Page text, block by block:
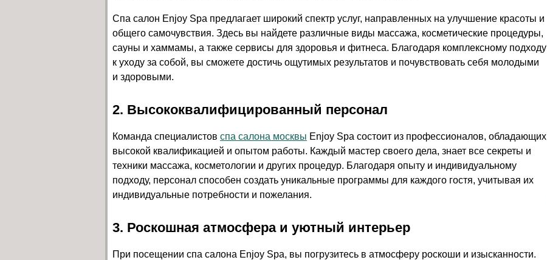
Спа салон Enjoy Spa предлагает широкий спектр услуг, направленных на улучшение красоты и
общего самочувствия. Здесь вы найдете различные виды массажа, косметические процедуры,
сауны и хаммамы, а также сервисы для здоровья и фитнеса. Благодаря комплексному подходу
к уходу за собой, вы сможете достичь ощутимых результатов и почувствовать себя молодыми
и здоровыми.
2. Высококвалифицированный персонал
Команда специалистов спа салона москвы Enjoy Spa состоит из профессионалов, обладающих
высокой квалификацией и опытом работы. Каждый мастер своего дела, знает все секреты и
техники массажа, косметологии и других процедур. Благодаря опыту и индивидуальному
подходу, персонал способен создать уникальные программы для каждого гостя, учитывая их
индивидуальные потребности и пожелания.
3. Роскошная атмосфера и уютный интерьер
При посещении спа салона Enjoy Spa, вы погрузитесь в атмосферу роскоши и изысканности.